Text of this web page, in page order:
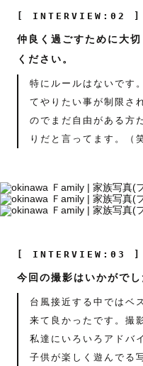
[ INTERVIEW:02 ]
仲良く過ごすために大
ください。
特にルールはないです
てやりたい事が制限さ
のでまだ自由がある方
りだと言ってます。（
[ INTERVIEW:03 ]
今回の撮影はいかがでし
台風接近する中ではベ
来て良かったです。撮
私達にいろいろアドバ
子供が楽しく遊んでる